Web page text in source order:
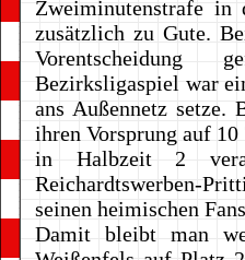
Zweiminutenstrafe
zusätzlich zu Gute.
Vorentscheidung
Bezirksligaspiel war
ans Außennetz setze.
ihren Vorsprung auf
in Halbzeit 2
Reichardtswerben-
seinen heimischen
Damit bleibt man